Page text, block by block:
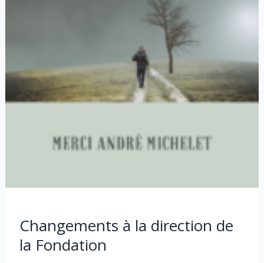
Changements à la direction de
la Fondation